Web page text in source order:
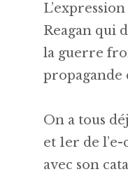
Reagan qui
la guerre
propagande
On a tous
et 1er de
avec son